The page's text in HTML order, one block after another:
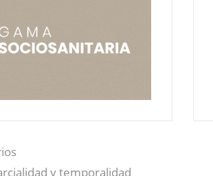
y temporalidad